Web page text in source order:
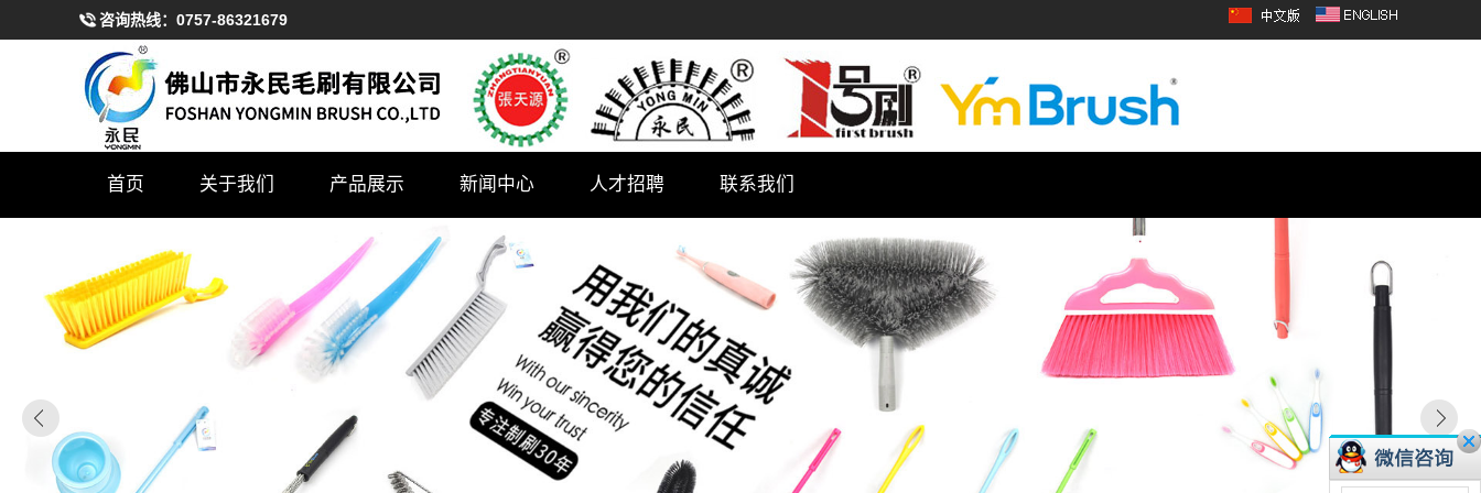
咨询热线： 0757-86321679
首页 关于我们 产品展示 新闻中心 人才招聘 联系我们